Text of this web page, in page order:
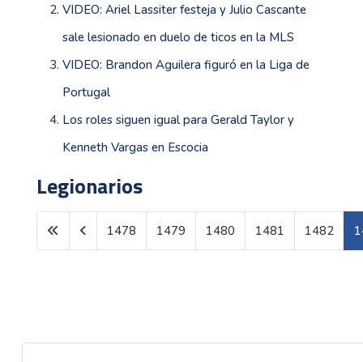
VIDEO: Ariel Lassiter festeja y Julio Cascante
sale lesionado en duelo de ticos en la MLS
VIDEO: Brandon Aguilera figuró en la Liga de
Portugal
Los roles siguen igual para Gerald Taylor y
Kenneth Vargas en Escocia
Legionarios
Página 1483 de 1604
1478 1479 1480 1481 1482